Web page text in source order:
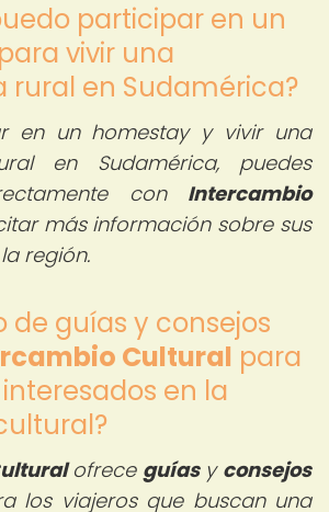
participar en un
vivir una
rural en Sudamérica?
en un homestay y vivir una
en Sudamérica, puedes
con Intercambio
más información sobre sus
región.
de guías y consejos
Cultural para
en la
ofrece guíasy consejos
los viajeros que buscan una